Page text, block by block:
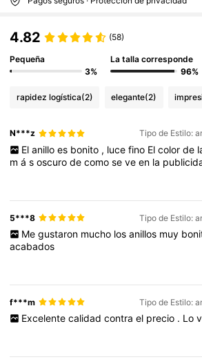
4.82 (58)
Pequeña
3%
La talla corresponde
96%
rapidez logística(2) elegante(2)
N***z Tipo de Estilo:
El anillo es bonito , luce fino El color de
másoscurodecomoseveen la
5***8 Tipo de Estilo:
Me gustaron mucho los anillos muy
acabados
f***m Tipo de Estilo:
Excelente calidad contra el precio . Lo